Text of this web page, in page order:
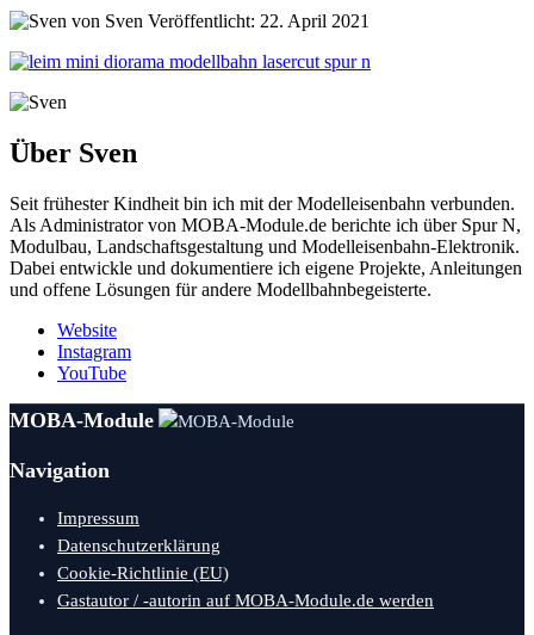
von Sven Veröffentlicht: 22. April 2021
Über Sven
Seit frühester Kindheit bin ich mit der Modelleisenbahn verbunden.
Als Administrator von MOBA-Module.de berichte ich über Spur N,
Modulbau, Landschaftsgestaltung und Modelleisenbahn-Elektronik.
Dabei entwickle und dokumentiere ich eigene Projekte, Anleitungen
und offene Lösungen für andere Modellbahnbegeisterte.
Website
Instagram
YouTube
MOBA-Module
Navigation
Impressum
Datenschutzerklärung
Cookie-Richtlinie (EU)
Gastautor / -autorin auf MOBA-Module.de werden